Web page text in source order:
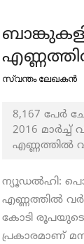
സ്വന്തം ലേഖകന്‍
8,167 പേര്‍
2016
എണ്ണത്തില്‍
ന്യൂഡല്‍ഹി:
എണ്ണത്തില്‍
കോടി രൂപയുടെ
പ്രകാരമാണ്